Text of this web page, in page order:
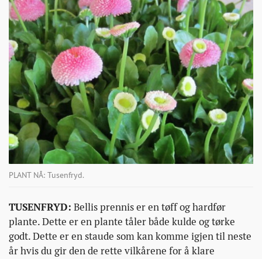
PLANT NÅ: Tusenfryd.
TUSENFRYD: Bellis prennis er en tøff og hardfør
plante. Dette er en plante tåler både kulde og tørke
godt. Dette er en staude som kan komme igjen til neste
år hvis du gir den de rette vilkårene for å klare